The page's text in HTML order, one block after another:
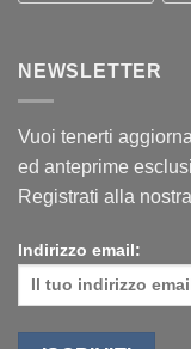
NEWSLETTER
Vuoi tenerti
ed anteprime
Registrati alla
Indirizzo email: